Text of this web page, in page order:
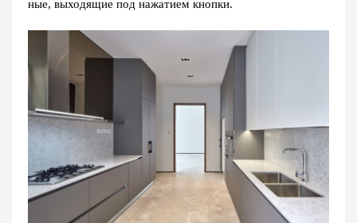
ные, выходящие под нажатием кнопки.